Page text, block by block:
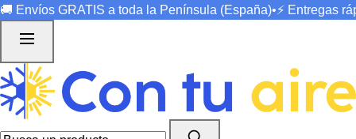
🚚 Envíos GRATIS a toda la Península (España)•⚡ Entregas